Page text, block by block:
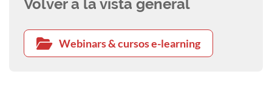
Volver a la vista general
Webinars & cursos e-learning